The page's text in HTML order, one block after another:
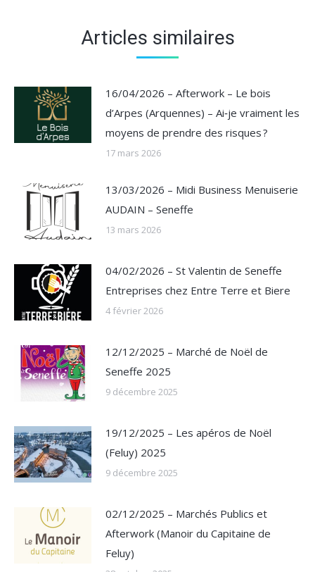
Articles similaires
16/04/2026 – Afterwork – Le bois
d’Arpes (Arquennes) – Ai‑je vraiment les
moyens de prendre des risques ?
17 mars 2026
13/03/2026 – Midi Business Menuiserie
AUDAIN – Seneffe
13 mars 2026
04/02/2026 – St Valentin de Seneffe
Entreprises chez Entre Terre et Biere
4 février 2026
12/12/2025 – Marché de Noël de
Seneffe 2025
9 décembre 2025
19/12/2025 – Les apéros de Noël
(Feluy) 2025
9 décembre 2025
02/12/2025 – Marchés Publics et
Afterwork (Manoir du Capitaine de
Feluy)